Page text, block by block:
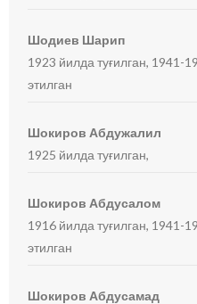
Шодиев Шарип
1923 йилда туғилган, 1941-
этилган
Шокиров Абдужалил
1925 йилда туғилган,
Шокиров Абдусалом
1916 йилда туғилган, 1941-
этилган
Шокиров Абдусамад